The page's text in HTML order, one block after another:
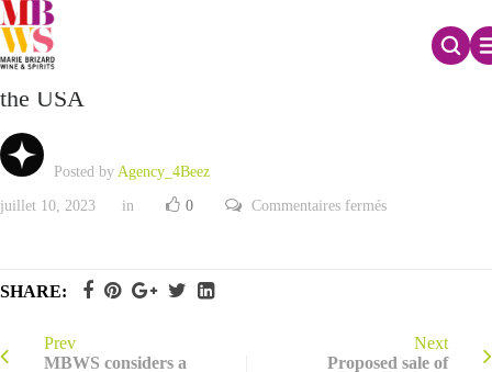
MBWS to partner with the Sazerac Company in
the USA
Posted by Agency_4Beez
juillet 10, 2023 in 0 Commentaires ferméssur
USA
SHARE:
Prev
MBWS considers a
Next
Proposed sale of